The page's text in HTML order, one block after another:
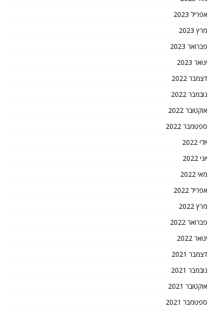
אפריל 2023
מרץ 2023
פברואר 2023
ינואר 2023
דצמבר 2022
נובמבר 2022
אוקטובר 2022
ספטמבר 2022
יולי 2022
יוני 2022
מאי 2022
אפריל 2022
מרץ 2022
פברואר 2022
ינואר 2022
דצמבר 2021
נובמבר 2021
אוקטובר 2021
ספטמבר 2021